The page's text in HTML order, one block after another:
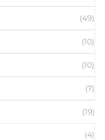
(49)
(10)
(10)
(7)
(19)
(4)